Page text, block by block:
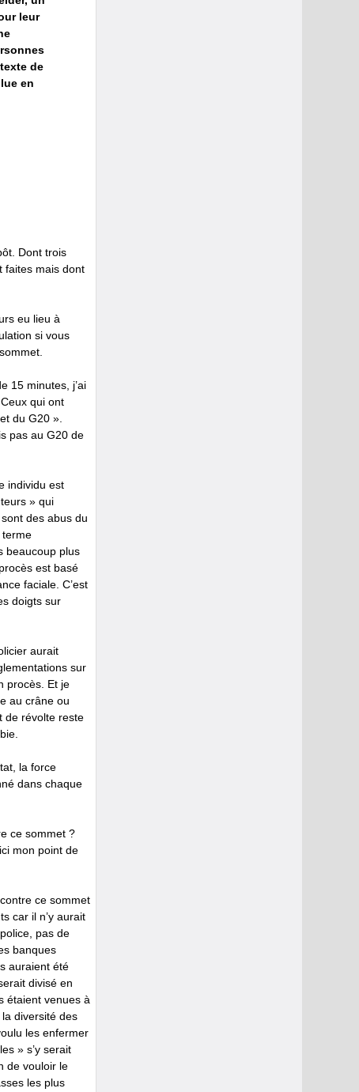
leur
de
en
Dont trois
faites mais dont
eu lieu à
si vous
15 minutes, j’ai
qui ont
du G20 ».
pas au G20 de
individu est
» qui
des abus du
terme
beaucoup plus
est basé
faciale. C’est
doigts sur
aurait
sur
procès. Et je
au crâne ou
de révolte reste
la force
dans chaque
ce sommet ?
mon point de
ce sommet
car il n’y aurait
pas de
banques
auraient été
divisé en
étaient venues à
diversité des
les enfermer
» s’y serait
de vouloir le
les plus